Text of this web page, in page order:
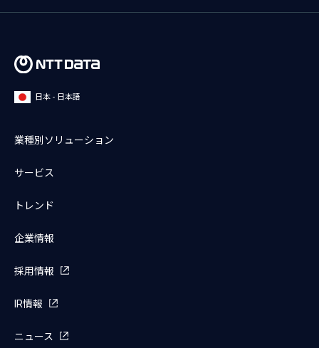
日本 - 日本語
業種別ソリューション
サービス
トレンド
企業情報
採用情報
IR情報
ニュース